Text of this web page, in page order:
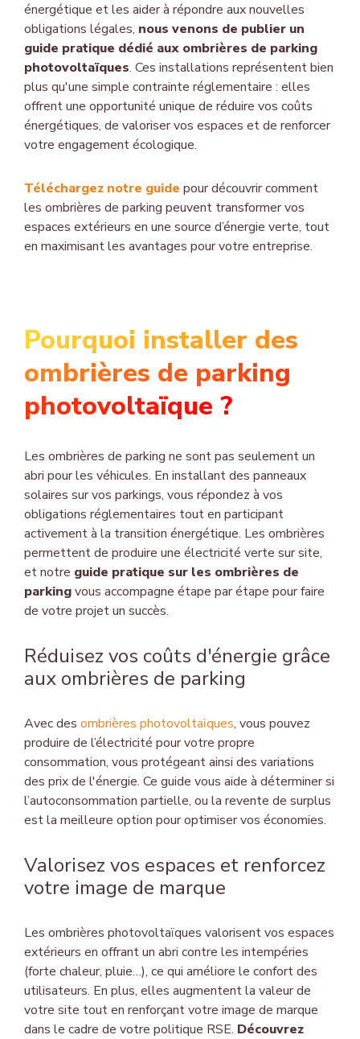
énergétique et les aider à répondre aux nouvelles
obligations légales, nous venons de publier un
guide pratique dédié aux ombrières de parking
photovoltaïques. Ces installations représentent bien
plus qu'une simple contrainte réglementaire : elles
offrent une opportunité unique de réduire vos coûts
énergétiques, de valoriser vos espaces et de renforcer
votre engagement écologique.
Téléchargez notre guide pour découvrir comment
les ombrières de parking peuvent transformer vos
espaces extérieurs en une source d’énergie verte, tout
en maximisant les avantages pour votre entreprise.
Pourquoi installer des
ombrières de parking
photovoltaïque ?
Les ombrières de parking ne sont pas seulement un
abri pour les véhicules. En installant des panneaux
solaires sur vos parkings, vous répondez à vos
obligations réglementaires tout en participant
activement à la transition énergétique. Les ombrières
permettent de produire une électricité verte sur site,
et notre guide pratique sur les ombrières de
parkingvous accompagne étape par étape pour faire
de votre projet un succès.
Réduisez vos coûts d'énergie grâce
aux ombrières de parking
Avec des ombrières photovoltaïques, vous pouvez
produire de l’électricité pour votre propre
consommation, vous protégeant ainsi des variations
des prix de l'énergie. Ce guide vous aide à déterminer si
l’autoconsommation partielle, ou la revente de surplus
est la meilleure option pour optimiser vos économies.
Valorisez vos espaces et renforcez
votre image de marque
Les ombrières photovoltaïques valorisent vos espaces
extérieurs en offrant un abri contre les intempéries
(forte chaleur, pluie…), ce qui améliore le confort des
utilisateurs. En plus, elles augmentent la valeur de
votre site tout en renforçant votre image de marque
dans le cadre de votre politique RSE. Découvrez